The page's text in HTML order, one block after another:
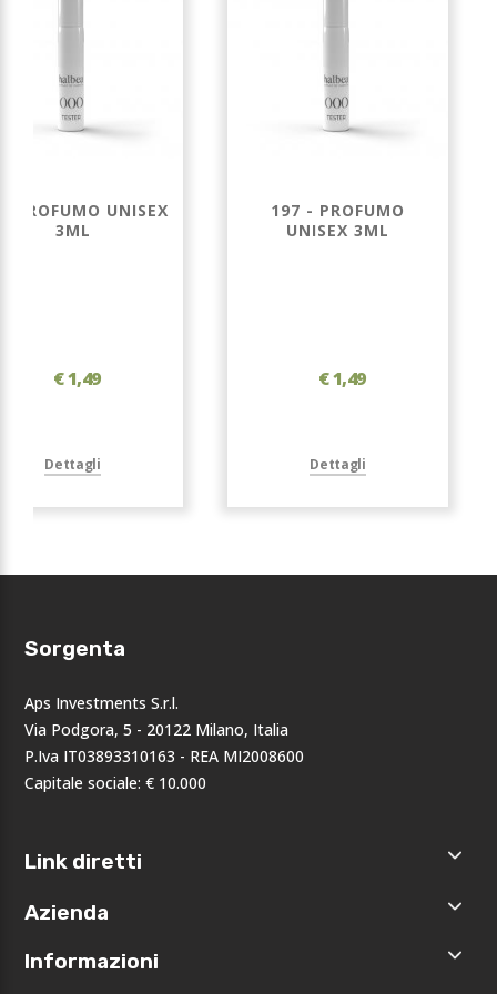
PROFUMO UNISEX
3ML
€ 1,49
Dettagli
197 - PROFUMO
UNISEX 3ML
€ 1,49
Dettagli
Sorgenta
Aps Investments S.r.l.
Via Podgora, 5 - 20122 Milano, Italia
P.Iva IT03893310163 - REA MI2008600
Capitale sociale: € 10.000
Link diretti
Home
Accedi
Registrati
Azienda
Chi siamo
Informazioni